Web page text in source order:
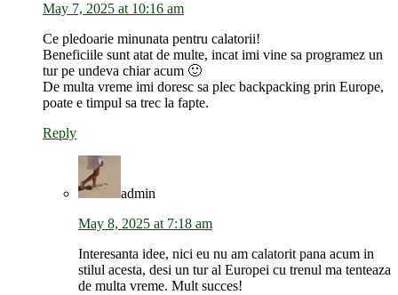
May 7, 2025 at 10:16 am
Ce pledoarie minunata pentru calatorii!
Beneficiile sunt atat de multe, incat imi vine sa programez un
tur pe undeva chiar acum 🙂
De multa vreme imi doresc sa plec backpacking prin Europe,
poate e timpul sa trec la fapte.
Reply
admin
May 8, 2025 at 7:18 am
Interesanta idee, nici eu nu am calatorit pana acum in
stilul acesta, desi un tur al Europei cu trenul ma tenteaza
de multa vreme. Mult succes!